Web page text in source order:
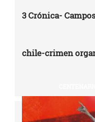
3 Crónica-
chile-crimen